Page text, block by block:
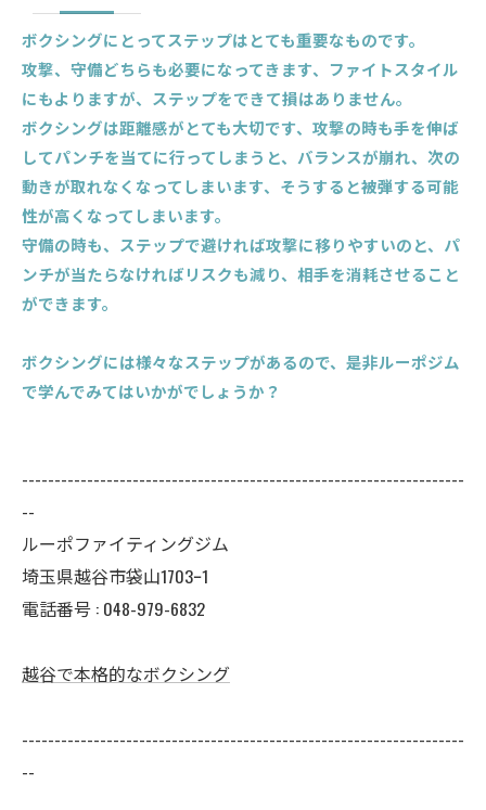
ボクシングにとってステップはとても重要なものです。
攻撃、守備どちらも必要になってきます、ファイトスタイル
にもよりますが、ステップをできて損はありません。
ボクシングは距離感がとても大切です、攻撃の時も手を伸ば
してパンチを当てに行ってしまうと、バランスが崩れ、次の
動きが取れなくなってしまいます、そうすると被弾する可能
性が高くなってしまいます。
守備の時も、ステップで避ければ攻撃に移りやすいのと、パ
ンチが当たらなければリスクも減り、相手を消耗させること
ができます。
ボクシングには様々なステップがあるので、是非ルーポジム
で学んでみてはいかがでしょうか？
--------------------------------------------------------------------
--
ルーポファイティングジム
埼玉県越谷市袋山1703ｰ1
電話番号 : 048-979-6832
越谷で本格的なボクシング
--------------------------------------------------------------------
--